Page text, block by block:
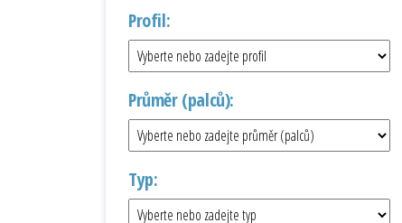
Profil:
Průměr (palců):
Typ: